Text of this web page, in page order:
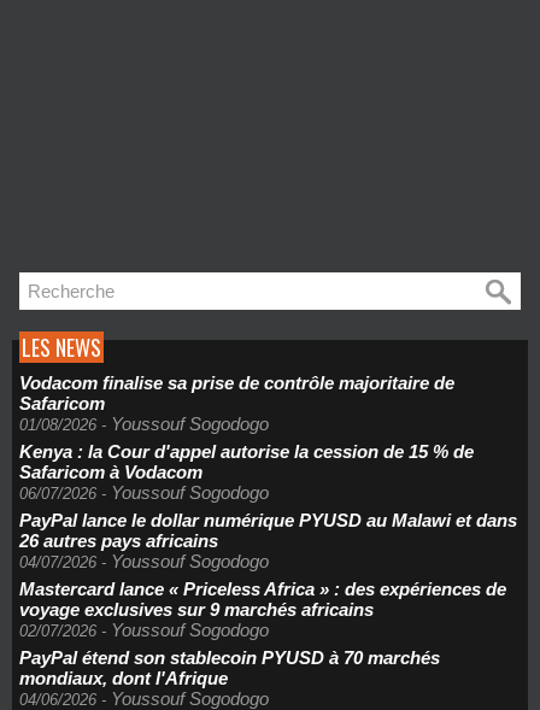
LES NEWS
Vodacom finalise sa prise de contrôle majoritaire de
Safaricom
01/08/2026 - Youssouf Sogodogo
Kenya : la Cour d'appel autorise la cession de 15 % de
Safaricom à Vodacom
06/07/2026 - Youssouf Sogodogo
PayPal lance le dollar numérique PYUSD au Malawi et dans
26 autres pays africains
04/07/2026 - Youssouf Sogodogo
Mastercard lance « Priceless Africa » : des expériences de
voyage exclusives sur 9 marchés africains
02/07/2026 - Youssouf Sogodogo
PayPal étend son stablecoin PYUSD à 70 marchés
mondiaux, dont l'Afrique
04/06/2026 - Youssouf Sogodogo